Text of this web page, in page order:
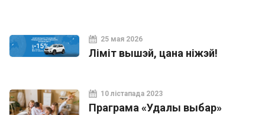
25 мая 2026
Ліміт вышэй, цана ніжэй!
10 лістапада 2023
Праграма «Удалы выбар»